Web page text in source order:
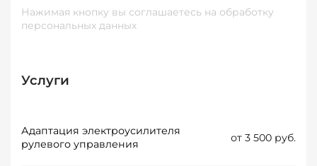
Нажимая кнопку вы соглашаетесь на обработку
персональных данных
Услуги
Адаптация электроусилителя
рулевого управления
от 3 500 руб.